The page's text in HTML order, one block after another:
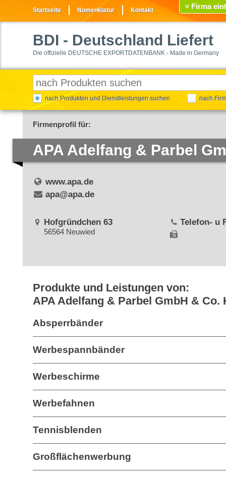
Startseite Nomenklatur Kontakt Firma
BDI - Deutschland Liefert
Die offizielle DEUTSCHE EXPORTDATENBANK - Made in Germany
nach Produkten und Dienstleistungen suchen nach
Firmenprofil für:
APA Adelfang & Parbel
www.apa.de
apa@apa.de
Hofgründchen 63
56564 Neuwied
Telefon- u
Produkte und Leistungen von:
APA Adelfang & Parbel GmbH & Co.
Absperrbänder
Werbespannbänder
Werbeschirme
Werbefahnen
Tennisblenden
Großflächenwerbung